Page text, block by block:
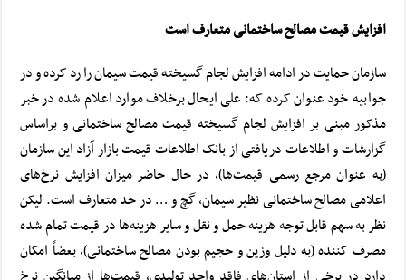
افزایش قیمت مصالح ساختمانی متعارف است
سازمان حمایت در ادامه افزایش لجام گسیخته قیمت سیمان را رد کرده و در
جوابیه خود عنوان کرده که: علی ایحال برخلاف موارد اعلام شده در خبر
مذکور مبنی بر افزایش لجام گسیخته قیمت مصالح ساختمانی و براساس
گزارشات و اطلاعات دریافتی از بانک اطلاعات قیمت بازار آزاد این سازمان
(به عنوان مرجع رسمی قیمت‌ها)، در حال حاضر میزان افزایش نرخ‌های
اعلامی مصالح ساختمانی نظیر سیمان، گچ و … در حد متعارف است. لیکن
نظر به سهم قابل توجه هزینه حمل و نقل و سایر هزینه‌ها در قیمت تمام شده
مصرف کننده (به دلیل وزین و حجیم بودن مصالح ساختمانی)، بعضاً امکان